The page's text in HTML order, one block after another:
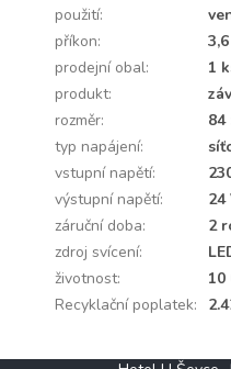
použití:
příkon:
prodejní obal:
1
produkt:
rozměr:
84
typ napájení:
vstupní napětí:
výstupní napětí:
24
záruční doba:
2
zdroj svícení:
životnost:
10
Recyklační poplatek: